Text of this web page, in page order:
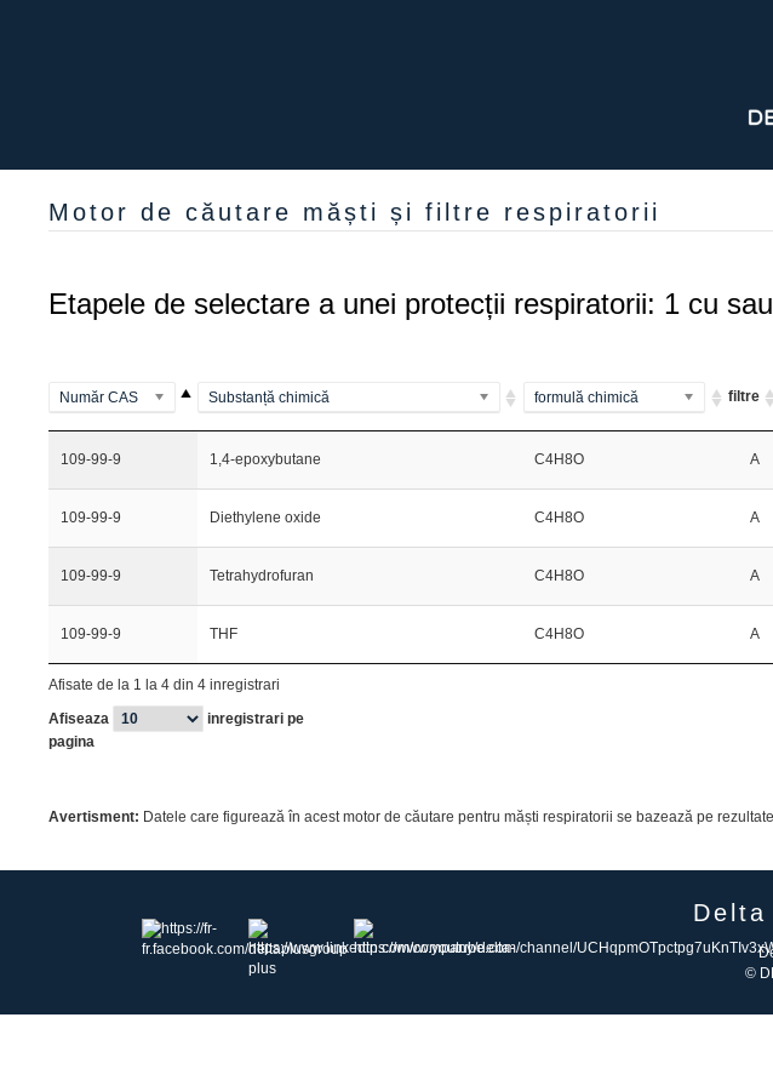
Motor de căutare măști și filtre respiratorii
Etapele de selectare a unei protecții respiratorii: 1 cu
Număr CAS Substanță chimică formulă chimică filtre
109-99-9 1,4-epoxybutane C4H8O A
109-99-9 Diethylene oxide C4H8O A
109-99-9 Tetrahydrofuran C4H8O A
109-99-9 THF C4H8O A
Afisate de la 1 la 4 din 4 inregistrari
Afiseaza
inregistrari pe
pagina
Avertisment: Datele care figurează în acest motor de căutare pentru măști respiratorii se bazează pe
Delta
©